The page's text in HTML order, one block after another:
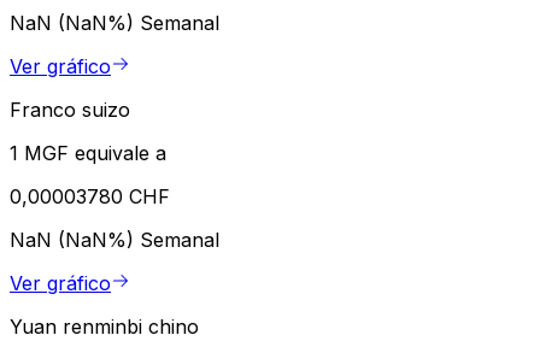
NaN (NaN%) Semanal
Ver gráfico
Franco suizo
1 MGF equivale a
0,00003780 CHF
NaN (NaN%) Semanal
Ver gráfico
Yuan renminbi chino